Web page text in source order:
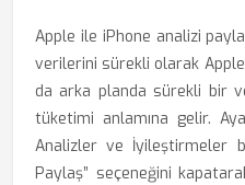
Apple ile iPhone analizi
verilerini sürekli olarak
da arka planda sürekli bir
tüketimi anlamına gelir.
Analizler ve İyileştirmeler
Paylaş” seçeneğini